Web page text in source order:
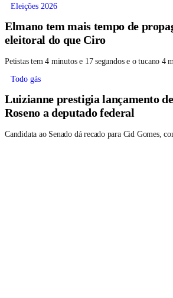
Eleições 2026
Elmano tem mais tempo de
eleitoral do que Ciro
Petistas tem 4 minutos e 17 segundos e o tucano 4
Todo gás
Luizianne prestigia lançamento
Roseno a deputado federal
Candidata ao Senado dá recado para Cid Gomes,